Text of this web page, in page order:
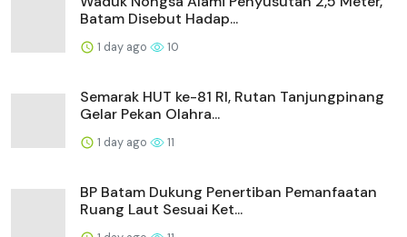
Batam Disebut Hadap...
1 day ago 10
Semarak HUT ke-81 RI, Rutan Tanjungpinang
Gelar Pekan Olahra...
1 day ago 11
BP Batam Dukung Penertiban Pemanfaatan
Ruang Laut Sesuai Ket...